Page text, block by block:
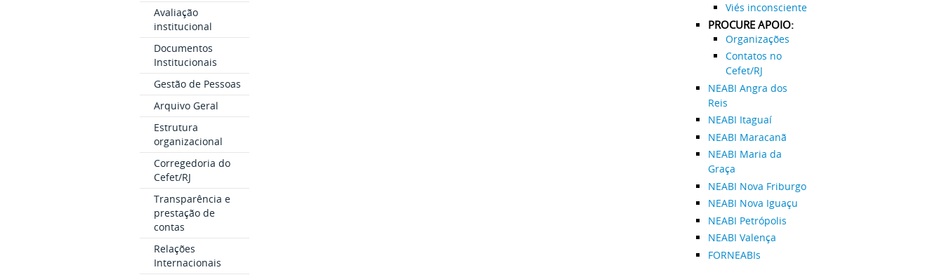
Avaliação
institucional
Documentos
Institucionais
Gestão de Pessoas
Arquivo Geral
Estrutura
organizacional
Corregedoria do
Cefet/RJ
Transparência e
prestação de
contas
Relações
Internacionais
Viés inconsciente
PROCURE APOIO:
Organizações
Contatos no
Cefet/RJ
NEABI Angra dos
Reis
NEABI Itaguaí
NEABI Maracanã
NEABI Maria da
Graça
NEABI Nova Friburgo
NEABI Nova Iguaçu
NEABI Petrópolis
NEABI Valença
FORNEABIs